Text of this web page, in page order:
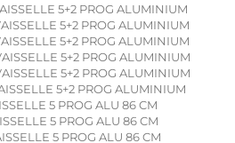
5+2 PROG ALUMINIUM
5+2 PROG ALUMINIUM
5+2 PROG ALUMINIUM
5+2 PROG ALUMINIUM
5+2 PROG ALUMINIUM
5+2 PROG ALUMINIUM
5 PROG ALU 86 CM
5 PROG ALU 86 CM
5 PROG ALU 86 CM